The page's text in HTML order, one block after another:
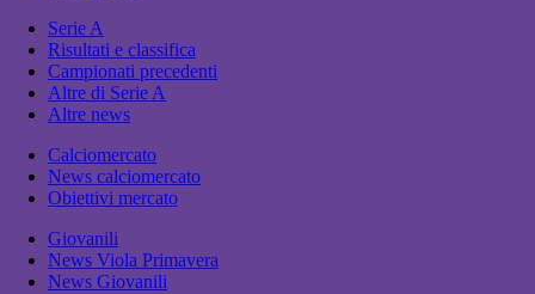
Serie A
Risultati e classifica
Campionati precedenti
Altre di Serie A
Altre news
Calciomercato
News calciomercato
Obiettivi mercato
Giovanili
News Viola Primavera
News Giovanili